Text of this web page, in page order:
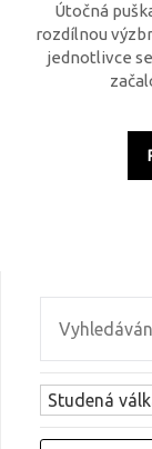
Útočná
rozdílnou
jednotlivce